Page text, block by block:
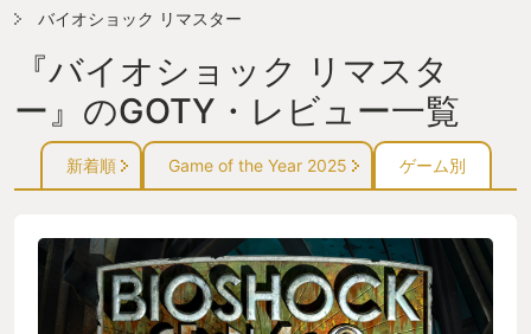
バイオショック リマスター
『バイオショック リマスタ
ー』のGOTY・レビュー一覧
新着順 Game of the Year 2025 ゲーム別